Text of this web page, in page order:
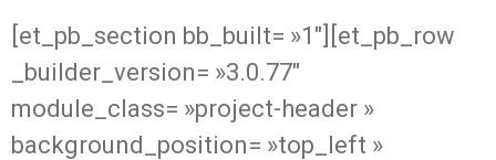
[et_pb_section bb_built= »1″][et_pb_row
_builder_version= »3.0.77″
module_class= »project-header »
background_position= »top_left »